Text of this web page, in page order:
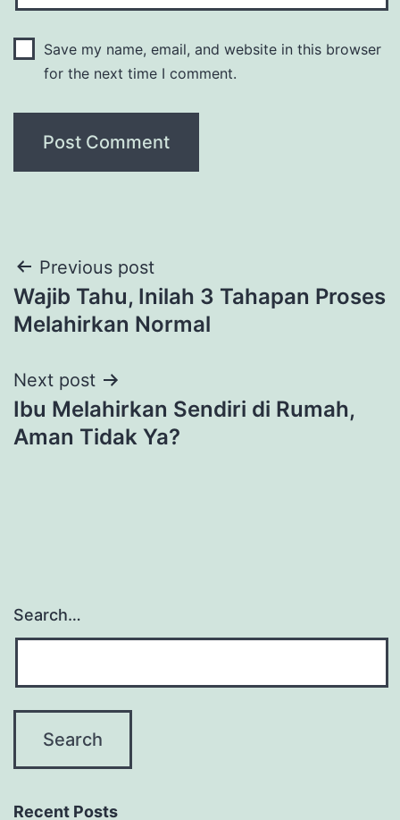
Save my name, email, and website in this browser
for the next time I comment.
Post
navigation
Previous post
Wajib Tahu, Inilah 3 Tahapan Proses
Melahirkan Normal
Next post
Ibu Melahirkan Sendiri di Rumah,
Aman Tidak Ya?
Search…
Recent Posts